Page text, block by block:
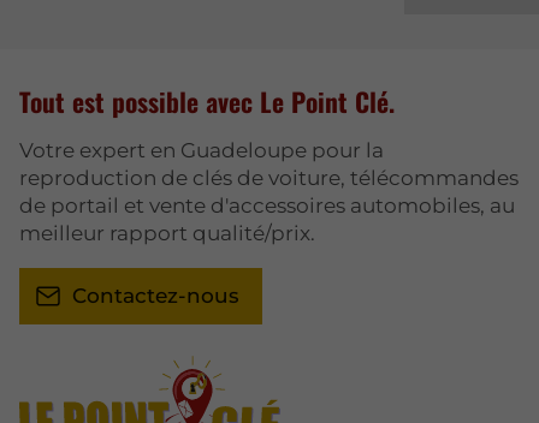
Tout est possible avec Le Point Clé.
Votre expert en Guadeloupe pour la
reproduction de clés de voiture, télécommandes
de portail et vente d'accessoires automobiles, au
meilleur rapport qualité/prix.
Contactez-nous